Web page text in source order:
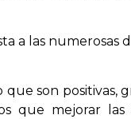
a las numerosas
son positivas,
que mejorar las